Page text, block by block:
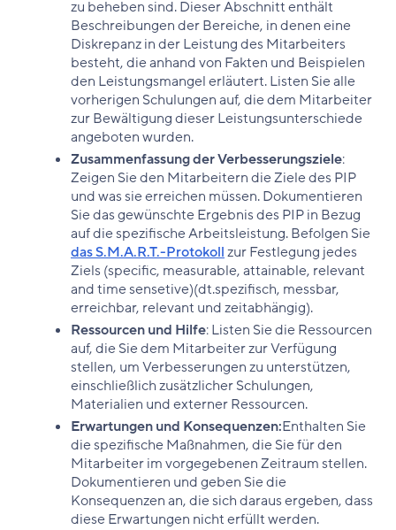
zu beheben sind. Dieser Abschnitt enthält
Beschreibungen der Bereiche, in denen eine
Diskrepanz in der Leistung des Mitarbeiters
besteht, die anhand von Fakten und Beispielen
den Leistungsmangel erläutert. Listen Sie alle
vorherigen Schulungen auf, die dem Mitarbeiter
zur Bewältigung dieser Leistungsunterschiede
angeboten wurden.
Zusammenfassung der Verbesserungsziele:
Zeigen Sie den Mitarbeitern die Ziele des PIP
und was sie erreichen müssen. Dokumentieren
Sie das gewünschte Ergebnis des PIP in Bezug
auf die spezifische Arbeitsleistung. Befolgen Sie
das S.M.A.R.T.-Protokollzur Festlegung jedes
Ziels (specific, measurable, attainable, relevant
and time sensetive)(dt.spezifisch, messbar,
erreichbar, relevant und zeitabhängig).
Ressourcen und Hilfe: Listen Sie die Ressourcen
auf, die Sie dem Mitarbeiter zur Verfügung
stellen, um Verbesserungen zu unterstützen,
einschließlich zusätzlicher Schulungen,
Materialien und externer Ressourcen.
Erwartungen und Konsequenzen:Enthalten Sie
die spezifische Maßnahmen, die Sie für den
Mitarbeiter im vorgegebenen Zeitraum stellen.
Dokumentieren und geben Sie die
Konsequenzen an, die sich daraus ergeben, dass
diese Erwartungen nicht erfüllt werden.